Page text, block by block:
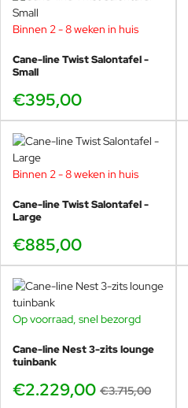
Binnen 2 - 8 weken in huis
Cane-line Twist Salontafel -
Small
€395,00
Binnen 2 - 8 weken in huis
Cane-line Twist Salontafel -
Large
€885,00
-40%
Op voorraad, snel bezorgd
Cane-line Nest 3-zits lounge
tuinbank
€2.229,00 €3.715,00